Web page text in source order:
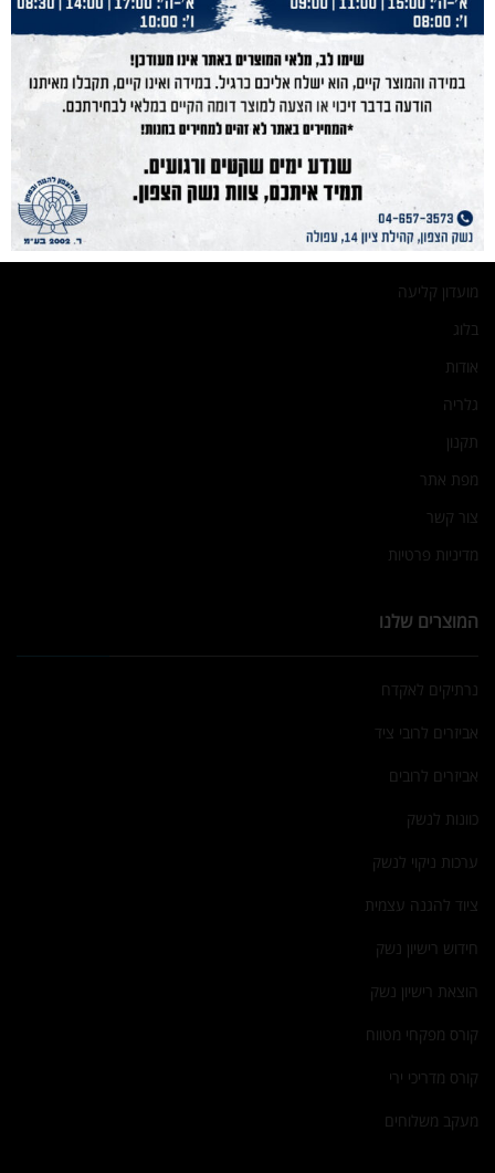
נייוט מהיר
נשק הצפון
תחמושת
הכשרות
מועדון קליעה
בלוג
אודות
גלריה
תקנון
מפת אתר
צור קשר
מדיניות פרטיות
המוצרים שלנו
נרתיקים לאקדח
אביזרים לרובי ציד
אביזרים לרובים
כוונות לנשק
ערכות ניקוי לנשק
ציוד להגנה עצמית
חידוש רישיון נשק
הוצאת רישיון נשק
קורס מפקחי מטווח
קורס מדריכי ירי
מעקב משלוחים